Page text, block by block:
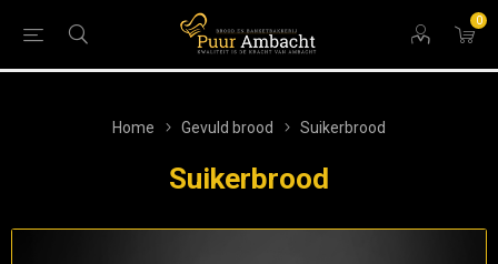
0
Home Gevuld brood Suikerbrood
Suikerbrood